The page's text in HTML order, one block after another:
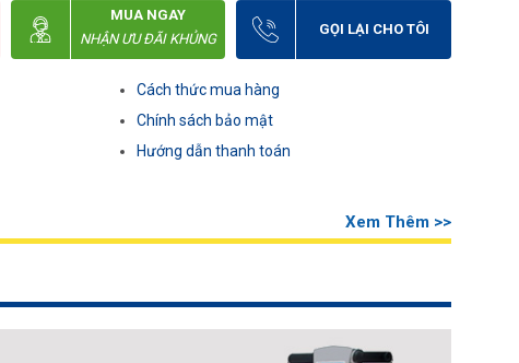
MUA NGAY
NHẬN ƯU ĐÃI KHỦNG
GỌI LẠI CHO TÔI
Cách thức mua hàng
Chính sách bảo mật
Hướng dẫn thanh toán
Xem Thêm >>